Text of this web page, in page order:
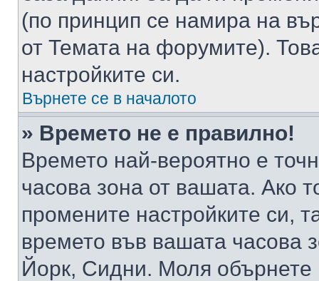
(по принцип се намира на
от Темата на форумите).
настройките си.
Върнете се в началото
» Времето не е правилно!
Времето най-вероятно е
часова зона от вашата. Ако
промените настройките си,
времето във вашата
Йорк, Сидни. Моля обърнете